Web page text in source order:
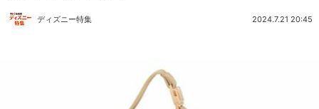
ディズニー特集 2024.7.21 20:45